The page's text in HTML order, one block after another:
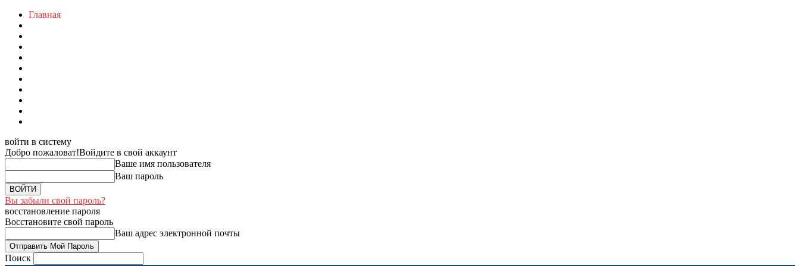
Главная
войти в систему
Добро пожаловат!Войдите в свой аккаунт
Ваше имя пользователя
Ваш пароль
Вы забыли свой пароль?
восстановление пароля
Восстановите свой пароль
Ваш адрес электронной почты
Поиск